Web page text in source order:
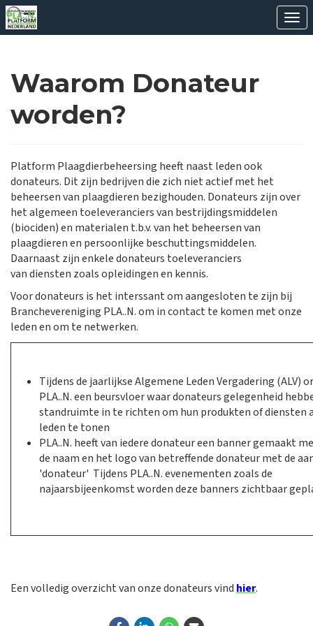
Waarom Donateur
worden?
Platform Plaagdierbeheersing heeft naast leden ook
donateurs. Dit zijn bedrijven die zich niet actief met het
beheersen van plaagdieren bezighouden. Donateurs zijn over
het algemeen toeleveranciers van bestrijdingsmiddelen
(biociden) en materialen t.b.v. van het beheersen van
plaagdieren en persoonlijke beschuttingsmiddelen.
Daarnaast zijn enkele donateurs toeleveranciers
van diensten zoals opleidingen en kennis.
Voor donateurs is het interssant om aangesloten te zijn bij
Branchevereniging PLA..N. om in contact te komen met onze
leden en om te netwerken.
Tijdens de jaarlijkse Algemene Leden Vergadering (ALV)
PLA..N. een beursvloer waar donateurs gelegenheid
standruimte in te richten om hun produkten of diensten
leden te tonen
PLA..N. heeft van iedere donateur een banner gemaakt
de naam en het logo van betreffende donateur met de
'donateur' Tijdens PLA..N. evenementen zoals de
najaarsbijeenkomst worden deze banners zichtbaar
Een volledig overzicht van onze donateurs vind hier.